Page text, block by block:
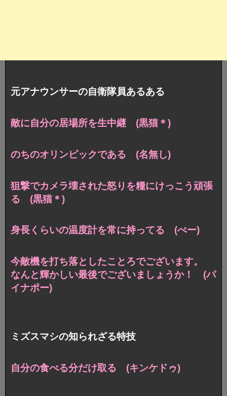
元アナウンサーの自衛隊員あるある
敵に自分の居場所を生中継 (黒猫＊)
のちのオリンピックである (名無し)
狙撃でカメラ壊された怒りを糧にけっこう頑張
る (黒猫＊)
身長くらいの温度計を常に持ってる (ぺー)
今敵機を打ち落としたことろでございます。
なんと輝かしい最後でございましょうか！ (パ
イナポー)
ミズスマシの知られざる特技
自分の食べる分だけ取る (キンケドゥ)